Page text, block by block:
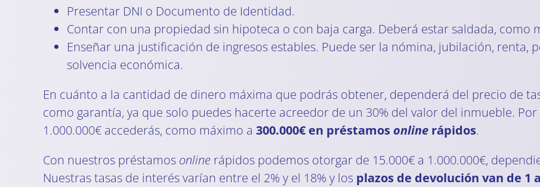
Presentar DNI o Documento de Identidad.
Contar con una propiedad sin hipoteca o con baja carga. Deberá estar saldada, como
Enseñar una justificación de ingresos estables. Puede ser la nómina, jubilación, renta,
solvencia económica.
En cuánto a la cantidad de dinero máxima que podrás obtener, dependerá del precio de
como garantía, ya que solo puedes hacerte acreedor de un 30% del valor del inmueble.
1.000.000€ accederás, como máximo a 300.000€ en préstamos onlinerápidos.
Con nuestros préstamos onlinerápidos podemos otorgar de 15.000€ a 1.000.000€,
Nuestras tasas de interés varían entre el 2% y el 18% y los plazos de devolución van de 1